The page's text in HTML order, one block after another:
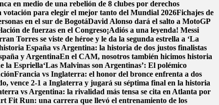
en medio de una rebelión de 8 clubes por derechos
votación para elegir el mejor tanto del Mundial 2026Fichajes de
en el sur de BogotáDavid Alonso dará el salto a MotoGP
de fuerzas en el Congreso¡Adiós a una leyenda! Messi
Torres se viste de héroe y le da la segunda estrella a ‘La
España vs Argentina: la historia de dos justos finalistas
y ArgentinaEn el CAM, nosotros también hicimos historia
la Espriella‘Las Malvinas son Argentinas’: El polémico
Francia vs Inglaterra: el honor del bronce enfrenta a dos
vence 2-1 a Inglaterra y jugará su séptima final en la historia
vs Argentina: la rivalidad más tensa se cita en Atlanta por
Fit Run: una carrera que llevó el entrenamiento de los